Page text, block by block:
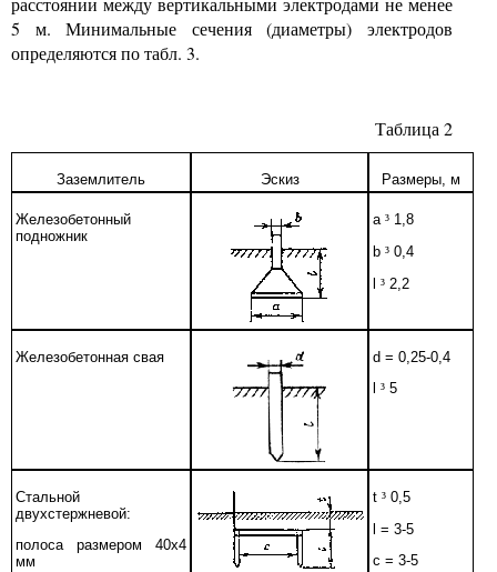
5 м. Минимальные сечения (диаметры) электродов
определяются по табл. 3.
Таблица 2
Заземлитель Эскиз Размеры, м
Железобетонный
подножник
a ³ 1,8
b ³ 0,4
³ 2,2
Железобетонная свая d = 0,25-0,4
³ 5
Стальной
двухстержневой:
полоса размером 40х4
мм
t ³ 0,5
l = 3-5
c = 3-5